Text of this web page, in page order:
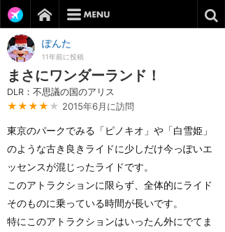
ぽんた
11年前に投稿
まさにワンダーランド！
DLR：不思議の国のアリス
★★★★ ★ 2015年6月に訪問
東京のパークでみる「ピノキオ」や「白雪姫」
のような古き良きライドに少しだけ今っぽいエ
ッセンスが混じったライドです。
このアトラクションに限らず、全体的にライド
そのものに乗っている時間が長いです。
特にこのアトラクションはいったん外にでてま